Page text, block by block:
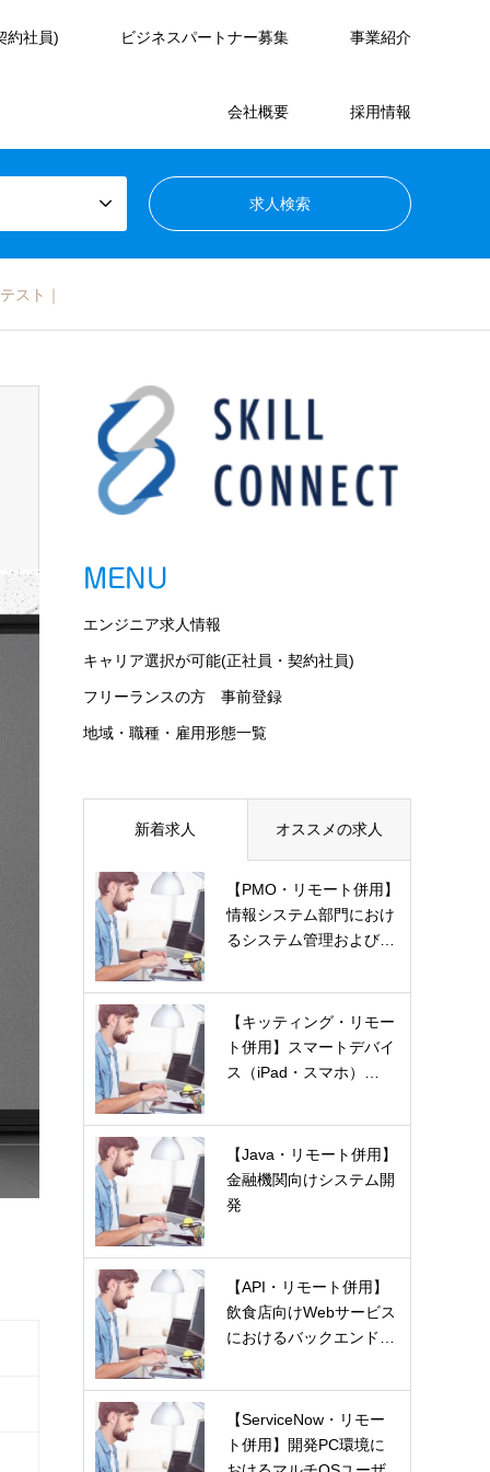
約社員) ビジネスパートナー募集 事業紹介
会社概要 採用情報
スト｜
MENU
エンジニア求人情報
キャリア選択が可能(正社員・契約社員)
フリーランスの方 事前登録
地域・職種・雇用形態一覧
新着求人 オススメの求人
【PMO・リモート併用】
情報システム部門におけ
るシステム管理および…
【キッティング・リモー
ト併用】スマートデバイ
ス（iPad・スマホ）…
【Java・リモート併用】
金融機関向けシステム開
発
【API・リモート併用】
飲食店向けWebサービス
におけるバックエンド…
【ServiceNow・リモー
ト併用】開発PC環境に